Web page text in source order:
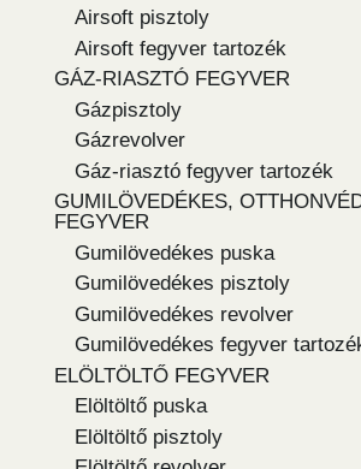
Airsoft pisztoly
Airsoft fegyver tartozék
GÁZ-RIASZTÓ FEGYVER
Gázpisztoly
Gázrevolver
Gáz-riasztó fegyver tartozék
GUMILÖVEDÉKES,
FEGYVER
Gumilövedékes puska
Gumilövedékes pisztoly
Gumilövedékes revolver
Gumilövedékes fegyver
ELÖLTÖLTŐ FEGYVER
Elöltöltő puska
Elöltöltő pisztoly